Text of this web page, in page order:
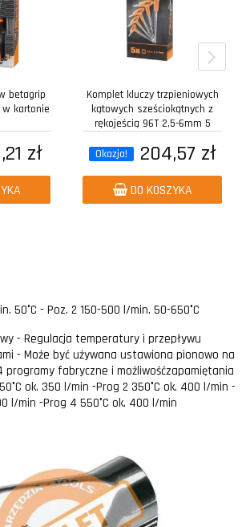
betagrip
kartonie
zł
Komplet kluczy trzpieniowych
kątowych sześciokątnych z
rękojeścią 96T 2,5-6mm 5
Okazja!
204,57 zł
DO KOSZYKA
50°C - Poz. 2 150-500 l/min. 50-650°C
- Regulacja temperatury i przepływu
- Może być używana ustawiona pionowo na
programy fabryczne i możliwośćzapamiętania
ok. 350 l/min -Prog 2 350°C ok. 400 l/min -
l/min -Prog 4 550°C ok. 400 l/min